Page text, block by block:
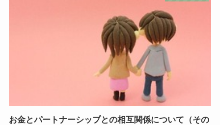
お金とパートナーシップとの相互関係について（その